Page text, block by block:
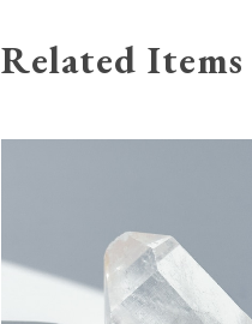
Related Items